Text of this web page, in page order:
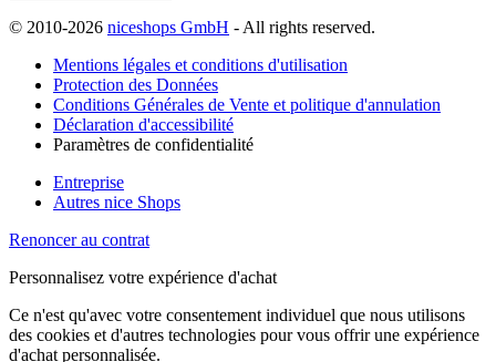
© 2010-2026 niceshops GmbH - All rights reserved.
Mentions légales et conditions d'utilisation
Protection des Données
Conditions Générales de Vente et politique d'annulation
Déclaration d'accessibilité
Paramètres de confidentialité
Entreprise
Autres nice Shops
Renoncer au contrat
Personnalisez votre expérience d'achat
Ce n'est qu'avec votre consentement individuel que nous utilisons
des cookies et d'autres technologies pour vous offrir une expérience
d'achat personnalisée.